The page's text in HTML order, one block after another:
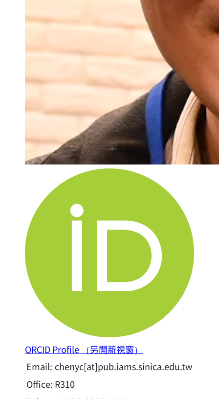
ORCID Profile （另開新視窗）
Email: chenyc[at]pub.iams.sinica.edu.tw
Office: R310